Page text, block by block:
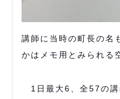
講師に当時の町長の名
かはメモ用とみられる
1日最大6、全57の講